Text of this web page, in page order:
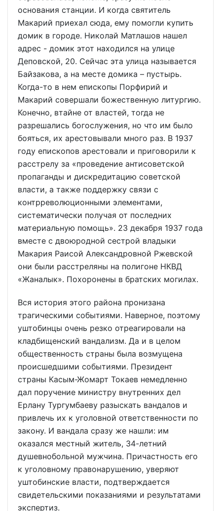
основания станции. И когда святитель
Макарий приехал сюда, ему помогли купить
домик в городе. Николай Матлашов нашел
адрес - домик этот находился на улице
Деповской, 20. Сейчас эта улица называется
Байзакова, а на месте домика – пустырь.
Когда-то в нем епископы Порфирий и
Макарий совершали божественную литургию.
Конечно, втайне от властей, тогда не
разрешались богослужения, но что им было
бояться, их арестовывали много раз. В 1937
году епископов арестовали и приговорили к
расстрелу за «проведение антисоветской
пропаганды и дискредитацию советской
власти, а также поддержку связи с
контрреволюционными элементами,
систематически получая от последних
материальную помощь». 23 декабря 1937 года
вместе с двоюродной сестрой владыки
Макария Раисой Александровной Ржевской
они были расстреляны на полигоне НКВД
«Жаналык». Похоронены в братских могилах.
Вся история этого района пронизана
трагическими событиями. Наверное, поэтому
уштобинцы очень резко отреагировали на
кладбищенский вандализм. Да и в целом
общественность страны была возмущена
происшедшими событиями. Президент
страны Касым-Жомарт Токаев немедленно
дал поручение министру внутренних дел
Ерлану Тургумбаеву разыскать вандалов и
привлечь их к уголовной ответственности по
закону. И вандала сразу же нашли: им
оказался местный житель, 34-летний
душевнобольной мужчина. Причастность его
к уголовному правонарушению, уверяют
уштобинские власти, подтверждается
свидетельскими показаниями и результатами
экспертиз.